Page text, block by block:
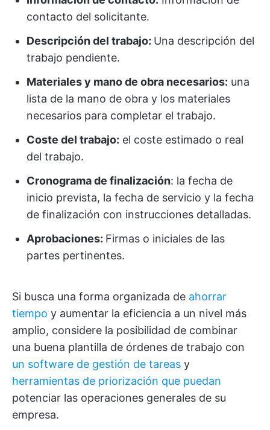
contacto del solicitante.
Descripción del trabajo: Una descripción del
trabajo pendiente.
Materiales y mano de obra necesarios: una
lista de la mano de obra y los materiales
necesarios para completar el trabajo.
Coste del trabajo: el coste estimado o real
del trabajo.
Cronograma de finalización: la fecha de
inicio prevista, la fecha de servicio y la fecha
de finalización con instrucciones detalladas.
Aprobaciones: Firmas o iniciales de las
partes pertinentes.
Si busca una forma organizada de ahorrar
tiempo y aumentar la eficiencia a un nivel más
amplio, considere la posibilidad de combinar
una buena plantilla de órdenes de trabajo con
un software de gestión de tareas y
herramientas de priorización que puedan
potenciar las operaciones generales de su
empresa.